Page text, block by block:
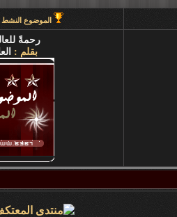
الموضوع النشط
رحمةً
بقلم :